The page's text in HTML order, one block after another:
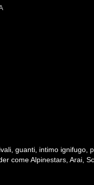
guanti, intimo ignifugo,
come Alpinestars, Arai,